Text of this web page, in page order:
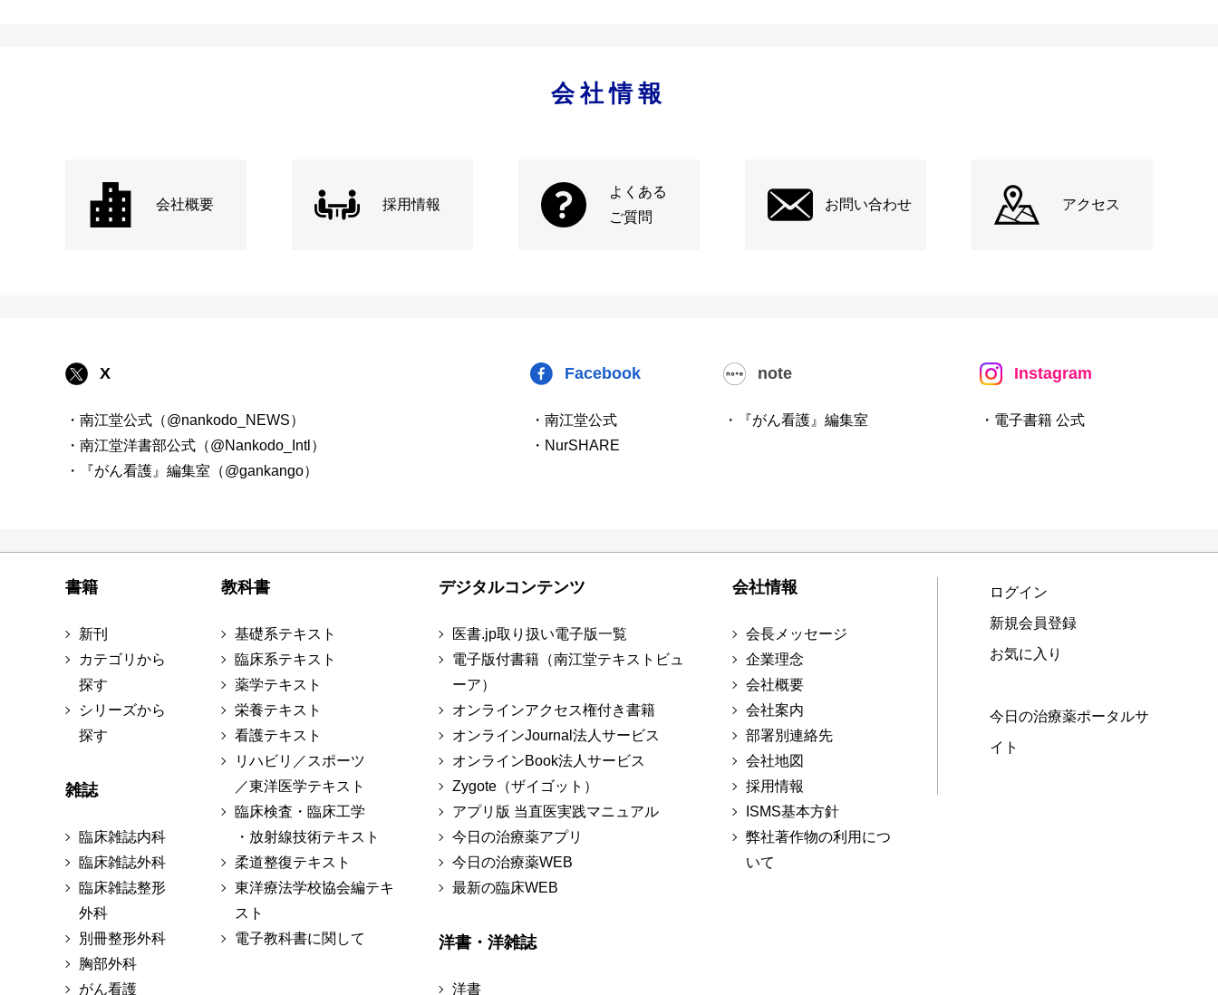
会社情報
会社概要 採用情報
よくある
ご質問
お問い合わせ アクセス
X
・南江堂公式（@nankodo_NEWS）
・南江堂洋書部公式（@Nankodo_Intl）
・『がん看護』編集室（@gankango）
Facebook
・南江堂公式
・NurSHARE
note
・『がん看護』編集室
Instagram
・電子書籍 公式
書籍
新刊
カテゴリから
探す
シリーズから
探す
雑誌
臨床雑誌内科
臨床雑誌外科
臨床雑誌整形
外科
別冊整形外科
胸部外科
がん看護
教科書
基礎系テキスト
臨床系テキスト
薬学テキスト
栄養テキスト
看護テキスト
リハビリ／スポーツ
／東洋医学テキスト
臨床検査・臨床工学
・放射線技術テキスト
柔道整復テキスト
東洋療法学校協会編テキ
スト
電子教科書に関して
デジタルコンテンツ
医書.jp取り扱い電子版一覧
電子版付書籍（南江堂テキストビュ
ーア）
オンラインアクセス権付き書籍
オンラインJournal法人サービス
オンラインBook法人サービス
Zygote（ザイゴット）
アプリ版 当直医実践マニュアル
今日の治療薬アプリ
今日の治療薬WEB
最新の臨床WEB
洋書・洋雑誌
洋書
会社情報
会長メッセージ
企業理念
会社概要
会社案内
部署別連絡先
会社地図
採用情報
ISMS基本方針
弊社著作物の利用につ
いて
ログイン
新規会員登録
お気に入り
今日の治療薬ポータルサ
イト